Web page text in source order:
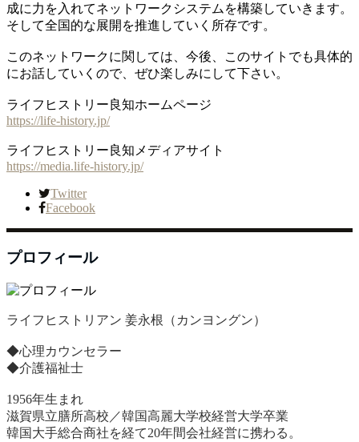
成に力を入れてネットワークシステムを構築していきます。
そして全国的な展開を推進していく所存です。
このネットワークに関しては、今後、このサイトでも具体的
にお話していくので、ぜひ楽しみにして下さい。
ライフヒストリー良知ホームページ
https://life-history.jp/
ライフヒストリー良知メディアサイト
https://media.life-history.jp/
Twitter
Facebook
プロフィール
ライフヒストリアン 姜永根（カンヨングン）
◆心理カウンセラー
◆介護福祉士
1956年生まれ
滋賀県立膳所高校／韓国高麗大学校経営大学卒業
韓国大手総合商社を経て20年間会社経営に携わる。